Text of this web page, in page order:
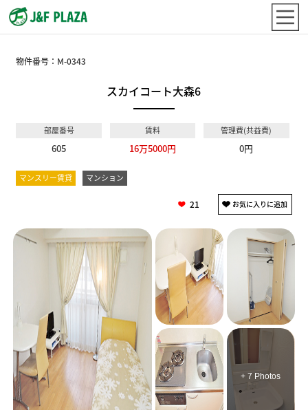
物件番号： M-0343
スカイコート大森6
部屋番号
605
賃料
16万5000円
管理費(共益費)
0円
マンスリー賃貸 マンション
21
+ 7 Photos